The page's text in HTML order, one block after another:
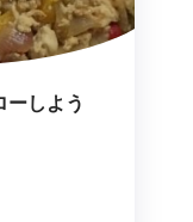
ーしよう